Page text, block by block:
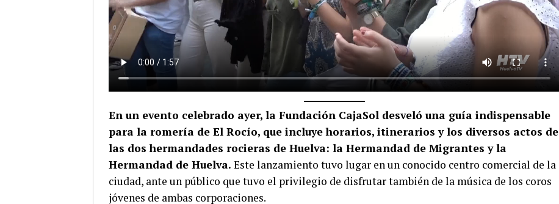
En un evento celebrado ayer, la Fundación CajaSol desveló una guía indispensable
para la romería de El Rocío, que incluye horarios, itinerarios y los diversos actos de
las dos hermandades rocieras de Huelva: la Hermandad de Migrantes y la
Hermandad de Huelva. Este lanzamiento tuvo lugar en un conocido centro comercial de la
ciudad, ante un público que tuvo el privilegio de disfrutar también de la música de los coros
jóvenes de ambas corporaciones.